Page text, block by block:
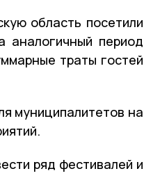
область посетили
период
траты гостей
муниципалитетов на
ряд фестивалей и